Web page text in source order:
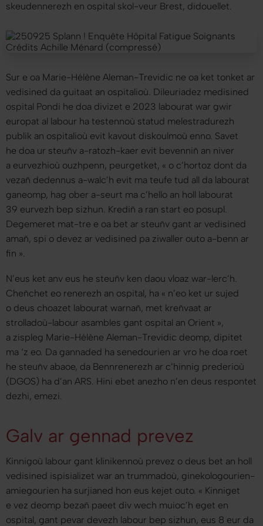
skeudennerezh en ospital skol-veur Brest, didouellet.
Sur e oa Marie-Hélène Aleman-Trevidic ne oa ket tonket ar
vedisined da guitaat an ospitalioù. Dileuriadez medisined
ospital Pondi he doa divizet e 2023 labourat war gwir
europat al labour ha testennoù statud melestradurezh
publik an ospitalioù evit kavout diskoulmoù enno. Savet
he doa ur steuñv a-ratozh-kaer evit bevenniñ an niver
a eurvezhioù ouzhpenn, peurgetket, « o c’hortoz dont da
vezañ dedennus a-walc’h evit ma teufe tud all da labourat
ganeomp, hag ober a-seurt ma c’hello an holl labourat
39 eurvezh bep sizhun. Krediñ a ran start eo posupl.
Degemeret mat-tre e oa bet ar steuñv gant ar vedisined
amañ, spi o devez ar vedisined pa ziwaller outo a-benn ar
fin ».
N’eus ket anv eus he steuñv ken daou vloaz war-lerc’h.
Cheñchet eo renerezh an ospital, ha « n’eo ket ur sujed
o deus choazet labourat warnañ, met kreñvaat ar
strolladoù-labour asambles gant ospital an Orient »,
a zispleg Marie-Hélène Aleman-Trevidic deomp, dipitet
ma ‘z eo. Da gannaded ha senedourien ar vro he doa roet
he steuñv abaoe, da Bennrenerezh ar c’hinnig prederioù
(DGOS) ha d’an ARS. Hini ebet anezho n’en deus respontet
dezhi, emezi.
Galv ar gennad prevez
Kinnigoù labour gant klinikennoù prevez o deus bet an holl
vedisined ispisializet war an trummadoù, ginekologourien-
amiegourien ha surjianed hon eus kejet outo. « Kinniget
e vez deomp bezañ paeet div wech muioc’h eget en
ospital, gant pevar devezh labour bep sizhun, eus 8 eur da